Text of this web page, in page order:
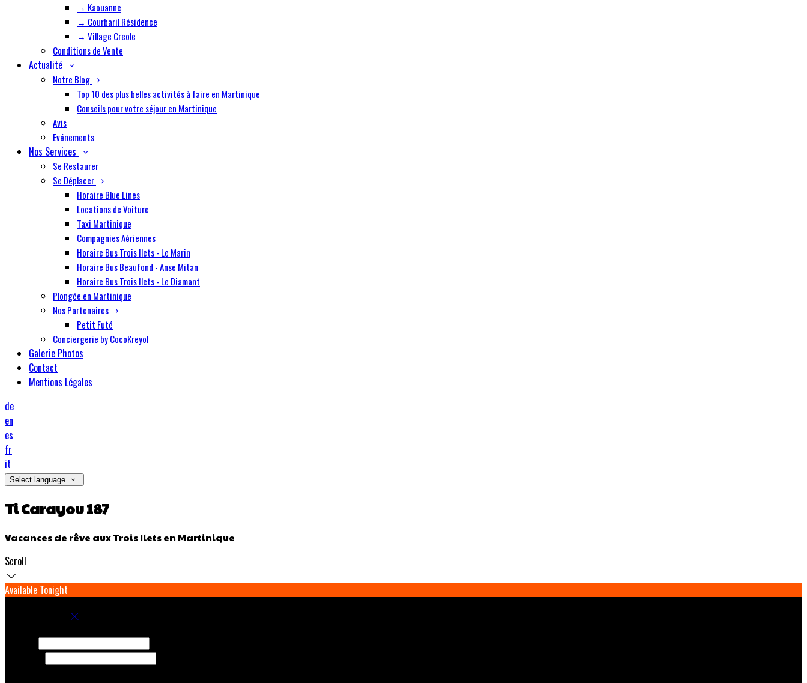
→ Kaouanne
→ Courbaril Résidence
→ Village Creole
Conditions de Vente
Actualité
Notre Blog
Top 10 des plus belles activités à faire en Martinique
Conseils pour votre séjour en Martinique
Avis
Evénements
Nos Services
Se Restaurer
Se Déplacer
Horaire Blue Lines
Locations de Voiture
Taxi Martinique
Compagnies Aériennes
Horaire Bus Trois Ilets - Le Marin
Horaire Bus Beaufond - Anse Mitan
Horaire Bus Trois Ilets - Le Diamant
Plongée en Martinique
Nos Partenaires
Petit Futé
Conciergerie by CocoKreyol
Galerie Photos
Contact
Mentions Légales
de
en
es
fr
it
Select language
Ti Carayou 187
Vacances de rêve aux Trois Ilets en Martinique
Scroll
Available Tonight